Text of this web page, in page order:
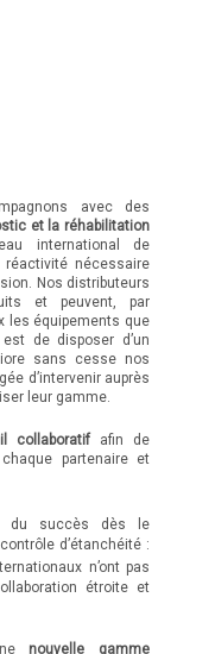
avec des
et la réhabilitation
international de
réactivité nécessaire
Nos distributeurs
et peuvent, par
les équipements que
de disposer d’un
sans cesse nos
d’intervenir auprès
leur gamme.
collaboratif afin de
partenaire et
du succès dès le
d’étanchéité :
n’ont pas
étroite et
nouvelle gamme